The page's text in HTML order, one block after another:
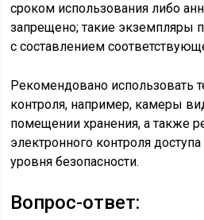
сроком использования либо
запрещено; такие экземпляры
с составлением
Рекомендовано использовать
контроля, например, камеры
помещении хранения, а также
электронного контроля
уровня безопасности.
Вопрос-ответ: